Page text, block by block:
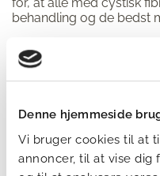
Denne hjemmeside
Vi bruger cookies til at
annoncer, til at vise dig
for, at alle med cystisk
behandling og de bedst
vores
Foreningens
Cystisk Fibrose